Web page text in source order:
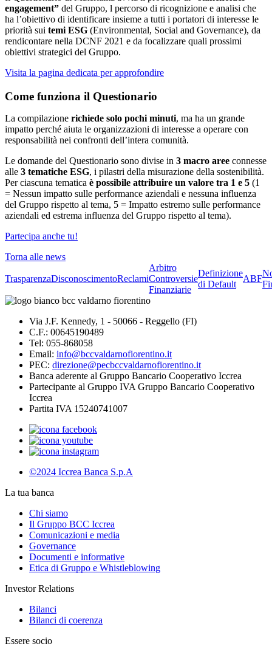
engagement” del Gruppo, l percorso di ricognizione e analisi che
ha l’obiettivo di identificare insieme a tutti i portatori di interesse le
priorità sui temi ESG (Environmental, Social and Governance), da
rendicontare nella DCNF 2021 e da focalizzare quali prossimi
obiettivi strategici del Gruppo.
Visita la pagina dedicata per approfondire
Come funziona il Questionario
La compilazione richiede solo pochi minuti, ma ha un grande
impatto perché aiuta le organizzazioni di interesse a operare con
responsabilità nei confronti dell’intera comunità.
Le domande del Questionario sono divise in 3 macro aree connesse
alle 3 tematiche ESG, i pilastri della misurazione della sostenibilità.
Per ciascuna tematica è possibile attribuire un valore tra 1 e 5 (1
= Nessun impatto sulle performance aziendali e nessuna influenza
del Gruppo rispetto al tema, 5 = Impatto estremo sulle performance
aziendali ed estrema influenza del Gruppo rispetto al tema).
Partecipa anche tu!
Torna alle news
TrasparenzaDisconoscimentoReclami
Arbitro
Controversie
Finanziarie
Definizione
di Default
ABF
Via J.F. Kennedy, 1 - 50066 - Reggello (FI)
C.F.: 00645190489
Tel: 055-868058
Email: info@bccvaldarnofiorentino.it
PEC: direzione@pecbccvaldarnofiorentino.it
Banca aderente al Gruppo Bancario Cooperativo Iccrea
Partecipante al Gruppo IVA Gruppo Bancario Cooperativo
Iccrea
Partita IVA 15240741007
©2024 Iccrea Banca S.p.A
La tua banca
Chi siamo
Il Gruppo BCC Iccrea
Comunicazioni e media
Governance
Documenti e informative
Etica di Gruppo e Whistleblowing
Investor Relations
Bilanci
Bilanci di coerenza
Essere socio